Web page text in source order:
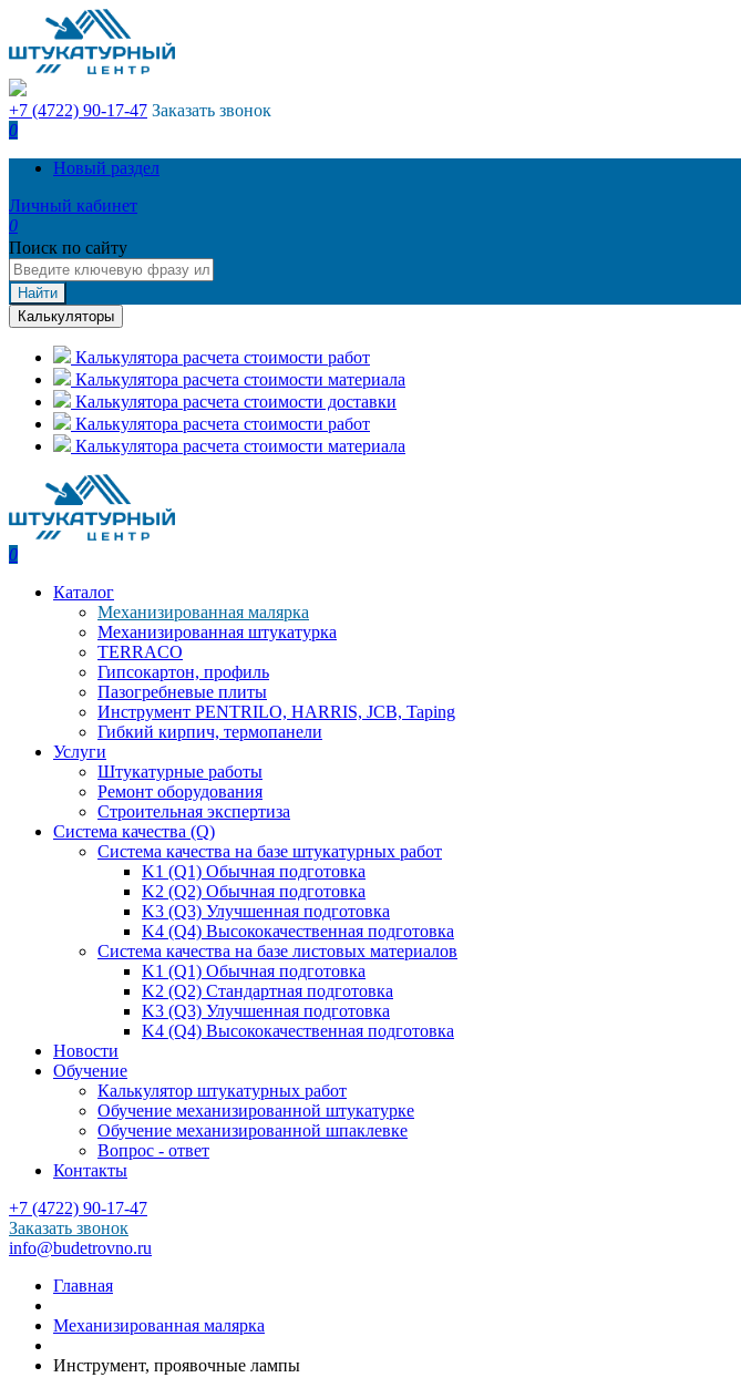
+7 (4722) 90-17-47 Заказать звонок
0
Новый раздел
Личный кабинет
0
Поиск по сайту
Найти
Калькуляторы
Калькулятора расчета стоимости работ
Калькулятора расчета стоимости материала
Калькулятора расчета стоимости доставки
Калькулятора расчета стоимости работ
Калькулятора расчета стоимости материала
0
Каталог
Механизированная малярка
Механизированная штукатурка
TERRACO
Гипсокартон, профиль
Пазогребневые плиты
Инструмент PENTRILO, HARRIS, JCB, Taping
Гибкий кирпич, термопанели
Услуги
Штукатурные работы
Ремонт оборудования
Строительная экспертиза
Система качества (Q)
Система качества на базе штукатурных работ
K1 (Q1) Обычная подготовка
K2 (Q2) Обычная подготовка
K3 (Q3) Улучшенная подготовка
K4 (Q4) Высококачественная подготовка
Система качества на базе листовых материалов
K1 (Q1) Обычная подготовка
K2 (Q2) Стандартная подготовка
K3 (Q3) Улучшенная подготовка
K4 (Q4) Высококачественная подготовка
Новости
Обучение
Калькулятор штукатурных работ
Обучение механизированной штукатурке
Обучение механизированной шпаклевке
Вопрос - ответ
Контакты
+7 (4722) 90-17-47
Заказать звонок
info@budetrovno.ru
Главная
Механизированная малярка
Инструмент, проявочные лампы